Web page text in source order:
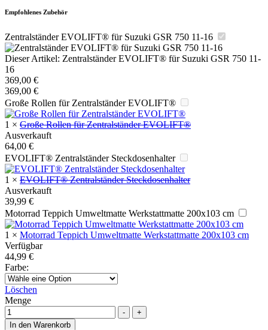
Empfohlenes Zubehör
Zentralständer EVOLIFT® für Suzuki GSR 750 11-16
Dieser Artikel: Zentralständer EVOLIFT® für Suzuki GSR 750 11-
16
369,00 €
369,00 €
Große Rollen für Zentralständer EVOLIFT®
1 × Große Rollen für Zentralständer EVOLIFT®
Ausverkauft
64,00 €
EVOLIFT® Zentralständer Steckdosenhalter
1 × EVOLIFT® Zentralständer Steckdosenhalter
Ausverkauft
39,99 €
Motorrad Teppich Umweltmatte Werkstattmatte 200x103 cm
1 × Motorrad Teppich Umweltmatte Werkstattmatte 200x103 cm
Verfügbar
44,99 €
Farbe:
Löschen
Menge
-
+
In den Warenkorb